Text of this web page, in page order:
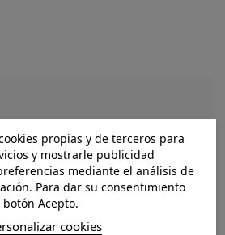
CUELLO
D9.5 H18.5
propias y de terceros para
y mostrarle publicidad
mediante el análisis de
Para dar su consentimiento
Acepto.
cookies